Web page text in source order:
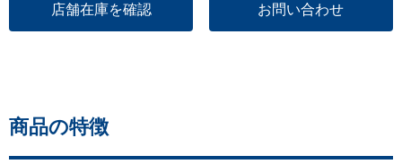
店舗在庫を確認 お問い合わせ
商品の特徴